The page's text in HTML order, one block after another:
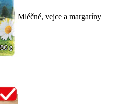
Mléčné, vejce a margaríny